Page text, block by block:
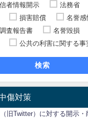
者情報開示
法務省
損害賠償
名誉感
調査報告書 名誉毀損
公共の利害に関する事
検索
傷対策
（旧Twitter）に対する開示・